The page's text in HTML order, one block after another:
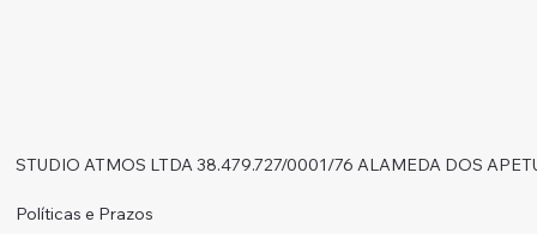
STUDIO ATMOS LTDA 38.479.727/0001/76 ALAMEDA DOS
Políticas e Prazos